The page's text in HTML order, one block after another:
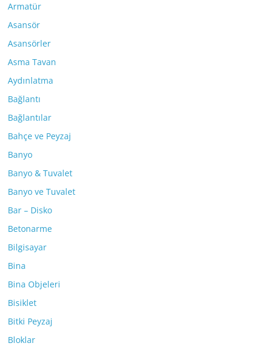
Armatür
Asansör
Asansörler
Asma Tavan
Aydınlatma
Bağlantı
Bağlantılar
Bahçe ve Peyzaj
Banyo
Banyo & Tuvalet
Banyo ve Tuvalet
Bar – Disko
Betonarme
Bilgisayar
Bina
Bina Objeleri
Bisiklet
Bitki Peyzaj
Bloklar